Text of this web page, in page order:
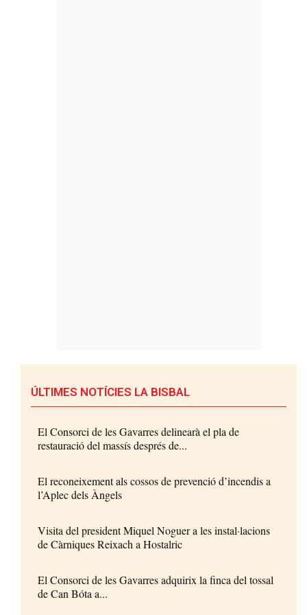
ÚLTIMES NOTÍCIES LA BISBAL
El Consorci de les Gavarres delinearà el pla de
restauració del massís després de...
El reconeixement als cossos de prevenció d’incendis a
l’Aplec dels Àngels
Visita del president Miquel Noguer a les instal·lacions
de Càrniques Reixach a Hostalric
El Consorci de les Gavarres adquirix la finca del tossal
de Can Bóta a...